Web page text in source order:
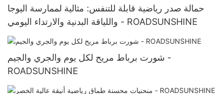
حمالة صدر رياضية قابلة للتنفس: مثالية لممارسة اليوجا
واللياقة البدنية والارتداء اليومي - ROADSUNSHINE
شورت برباط مريح لكل يوم والجري والجيم -
ROADSUNSHINE